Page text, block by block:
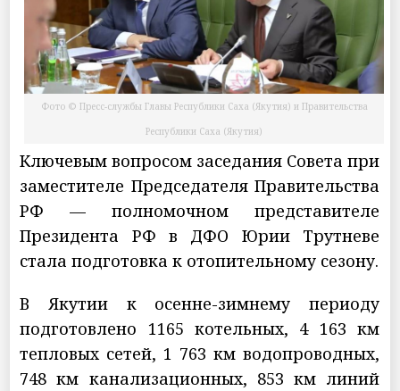
Фото © Пресс-службы Главы Республики Саха (Якутия) и Правительства
Республики Саха (Якутия)
Ключевым вопросом заседания Совета при
заместителе Председателя Правительства
РФ — полномочном представителе
Президента РФ в ДФО Юрии Трутневе
стала подготовка к отопительному сезону.
В Якутии к осенне-зимнему периоду
подготовлено 1165 котельных, 4 163 км
тепловых сетей, 1 763 км водопроводных,
748 км канализационных, 853 км линий